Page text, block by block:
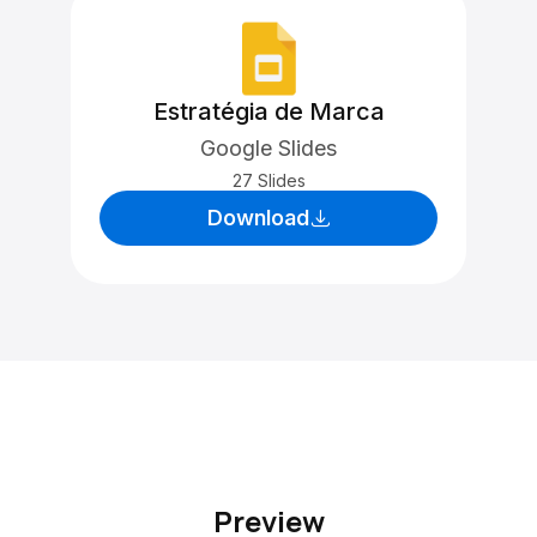
Estratégia de Marca
Google Slides
27 Slides
Download
Preview